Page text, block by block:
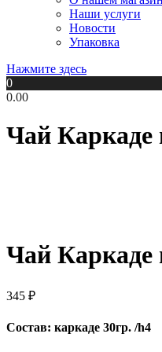
Наши услуги
Новости
Упаковка
Нажмите здесь
0
0.00
Чай Каркаде
Чай Каркаде
345 ₽
Состав: каркаде 30гр. /h4